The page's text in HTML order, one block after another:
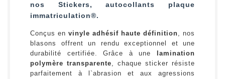
nos Stickers, autocollants plaque
immatriculation®.
Conçus en vinyle adhésif haute définition, nos
blasons offrent un rendu exceptionnel et une
durabilité certifiée. Grâce à une
lamination
polymère transparente, chaque sticker résiste
parfaitement à l`abrasion et aux agressions